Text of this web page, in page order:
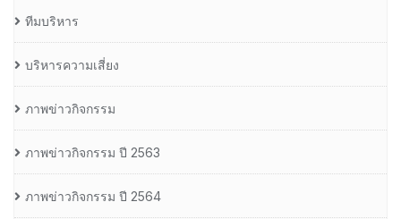
ทีมบริหาร
บริหารความเสี่ยง
ภาพข่าวกิจกรรม
ภาพข่าวกิจกรรม ปี 2563
ภาพข่าวกิจกรรม ปี 2564